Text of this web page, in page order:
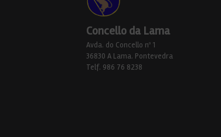
Concello da Lama
Avda. do Concello nº 1
36830 A Lama. Pontevedra
Telf. 986 76 8238